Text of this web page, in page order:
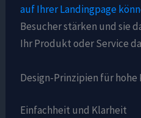
auf Ihrer Landingpage
Besucher stärken und sie
Ihr Produkt oder Service
Design-Prinzipien für hohe
Einfachheit und Klarheit